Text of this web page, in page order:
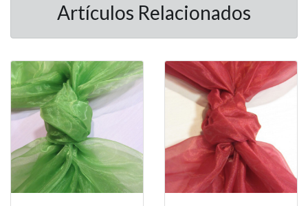
Artículos Relacionados